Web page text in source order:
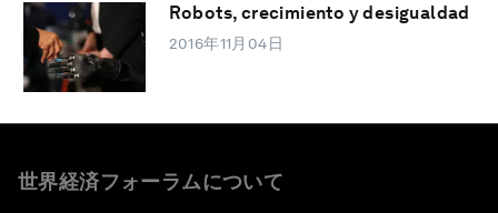
Robots, crecimiento y desigualdad
2016年11月04日
世界経済フォーラムについて